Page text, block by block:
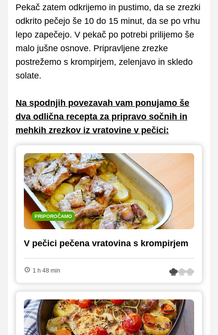
Pekač zatem odkrijemo in pustimo, da se zrezki
odkrito pečejo še 10 do 15 minut, da se po vrhu
lepo zapečejo. V pekač po potrebi prilijemo še
malo jušne osnove. Pripravljene zrezke
postrežemo s krompirjem, zelenjavo in skledo
solate.
Na spodnjih povezavah vam ponujamo še
dva odlična recepta za pripravo sočnih in
mehkih zrezkov iz vratovine v pečici:
PRIPOROČAMO
V pečici pečena vratovina s krompirjem
1 h 48 min